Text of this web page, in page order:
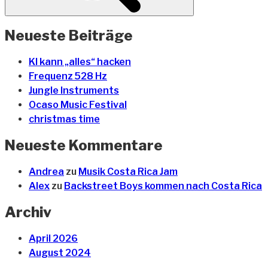
Neueste Beiträge
KI kann „alles“ hacken
Frequenz 528 Hz
Jungle Instruments
Ocaso Music Festival
christmas time
Neueste Kommentare
Andrea zu Musik Costa Rica Jam
Alex zu Backstreet Boys kommen nach Costa Rica
Archiv
April 2026
August 2024